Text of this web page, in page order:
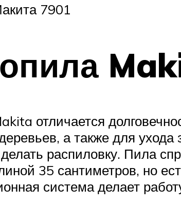
7901
отличается
а также для
распиловку. Пила
35 сантиметров, но
система делает